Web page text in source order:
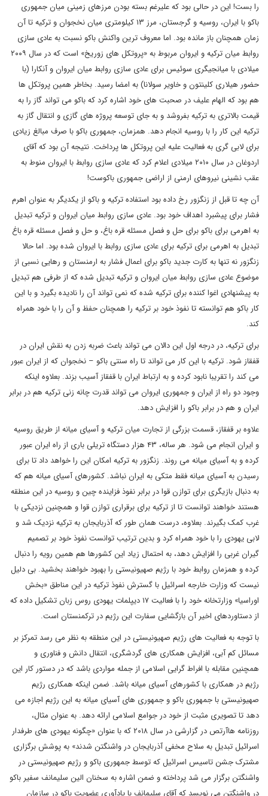
را بست! این در حالی بود که علیرغم بسته بودن مرزهای زمینی میان جمهوری
باکو با ایران، روسیه و گرجستان، مرز ۱۳ کیلومتری میان نخجوان و ترکیه تا آن
زمان همچنان باز مانده بود. اما معروف ترین واکنش باکو نسبت به عادی سازی
روابط میان ترکیه و ایروان مربوط به «پروتکل های زوریخ» است که در سال ۲۰۰۹
میلادی با میانجیگری سوئیس برای عادی سازی روابط میان ایروان و آنکارا (با
حضور هیلاری کلینتون و خاویر سولانا) به امضا رسید. بخاطر همین پروتکل ها
هم بود که الهام علیف در صحبت های خود اشاره کرد که باکو می تواند گاز را به
قیمت بالاتری به ترکیه بفروشد و به جای توسعه پروژه های گازی و انتقال گاز به
ترکیه این کار را با روسیه انجام دهد. همزمان، جمهوری باکو با صرف مبالغ زیادی
برای لابی گری به فعالیت علیه این پروتکل ها پرداخت. نتیجه آن بود که آقای
اردوغان در سال ۲۰۱۰ میلادی اعلام کرد که عادی سازی روابط با ایروان منوط به
عقب نشینی نیروهای ارمنی از اراضی جمهوری باکوست!
آن چه تا قبل از زنگزور رخ داده بود استفاده ترکیه و باکو از یکدیگر به عنوان اهرم
فشار برای پیشبرد اهداف خود بود. عادی سازی روابط میان ایروان و ترکیه تبدیل
به اهرمی برای باکو برای حل و فصل مسئله قره باغ، و حل و فصل مسئله قره باغ
تبدیل به اهرمی برای ترکیه برای عادی سازی روابط با ایروان شده بود. اما حالا
زنگزور نه تنها به کارت جدید باکو برای اعمال فشار به ارمنستان و رهایی نسبی از
موضوع عادی سازی روابط میان ایروان و ترکیه تبدیل شده که از طرفی هم تبدیل
به پیشنهادی اغوا کننده برای ترکیه شده که نمی تواند آن را نادیده بگیرد و با این
کار باکو هم توانسته تا نفوذ خود بر ترکیه را همچنان حفظ و آن را با خود همراه
کند.
برای ترکیه، در درجه اول این دالان می تواند باعث ضربه زدن به نقش ایران در
قفقاز شود. ترکیه با این کار می تواند تا راه سنتی باکو – نخجوان که از ایران عبور
می کند را تقریبا نابود کرده و به ارتباط ایران با قفقاز آسیب بزند. بعلاوه اینکه
وجود دو راه از ایران و جمهوری ایروان می تواند قدرت چانه زنی ترکیه هم در برابر
ایران و هم در برابر باکو را افزایش دهد.
علاوه بر قفقاز، قسمت بزرگی از تجارت میان ترکیه و آسیای میانه از طریق روسیه
و ایران انجام می شود. هر ساله، ۴۳ هزار دستگاه تریلی باری از راه ایران عبور
کرده و به آسیای میانه می روند. زنگزور به ترکیه امکان این را خواهد داد تا برای
رسیدن به آسیای میانه فقط متکی به ایران نباشد. کشورهای آسیای میانه هم که
به دنبال بازیگری برای توازن قوا در برابر نفوذ فزاینده چین و روسیه در این منطقه
هستند خواهند توانست تا از ترکیه برای برقراری توازن قوا و همچنین نزدیکی با
غرب کمک بگیرند. بعلاوه، درست همان طور که آذربایجان به ترکیه نزدیک شد و
لابی یهودی را با خود همراه کرد و بدین ترتیب توانست نفوذ خود بر تصمیم
گیران غربی را افزایش دهد، به احتمال زیاد این کشورها هم همین رویه را دنبال
کرده و همزمان روابط خود با رژیم صهیونیستی را بهبود خواهند بخشید. بی دلیل
نیست که وزارت خارجه اسرائیل با گسترش نفوذ ترکیه در این مناطق «بخش
اوراسیا» وزارتخانه خود را با فعالیت ۱۷ دیپلمات یهودی روس زبان تشکیل داده که
از دستاوردهای اخیر آن بازگشایی سفارت این رژیم در ترکمنستان است.
با توجه به فعالیت های رژیم صهیونیستی در این منطقه به نظر می رسد تمرکز بر
مسائل کم آبی، افزایش همکاری های گردشگری، انتقال دانش و فناوری و
همچنین مقابله با افراط گرایی اسلامی از جمله مواردی باشد که در دستور کار این
رژیم در همکاری با کشورهای آسیای میانه باشد. ضمن اینکه همکاری رژیم
صهیونیستی با جمهوری باکو و جمهوری های آسیای میانه به این رژیم اجازه می
دهد تا تصویری مثبت از خود در جوامع اسلامی ارائه دهد. به عنوان مثال،
روزنامه هاآرتص در گزارشی در سال ۲۰۱۸ که با عنوان «چگونه یهودی های طرفدار
اسرائیل تبدیل به سلاح مخفی آذربایجان در واشنگتن شدند» به پوشش برگزاری
مشترک جشن تاسیس اسرائیل که توسط جمهوری باکو و رژیم صهیونیستی در
واشنگتن برگزار می شد پرداخته و ضمن اشاره به سخنان الین سلیمانف سفیر باکو